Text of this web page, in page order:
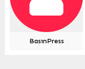
BasınPress